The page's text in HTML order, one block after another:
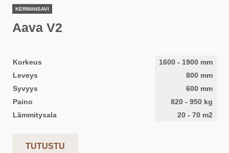
KERMANSAVI
Aava V2
Korkeus 1600 - 1900 mm
Leveys
800 mm
Syvyys
600 mm
Paino
820 - 950 kg
Lämmitysala
20 - 70 m2
TUTUSTU